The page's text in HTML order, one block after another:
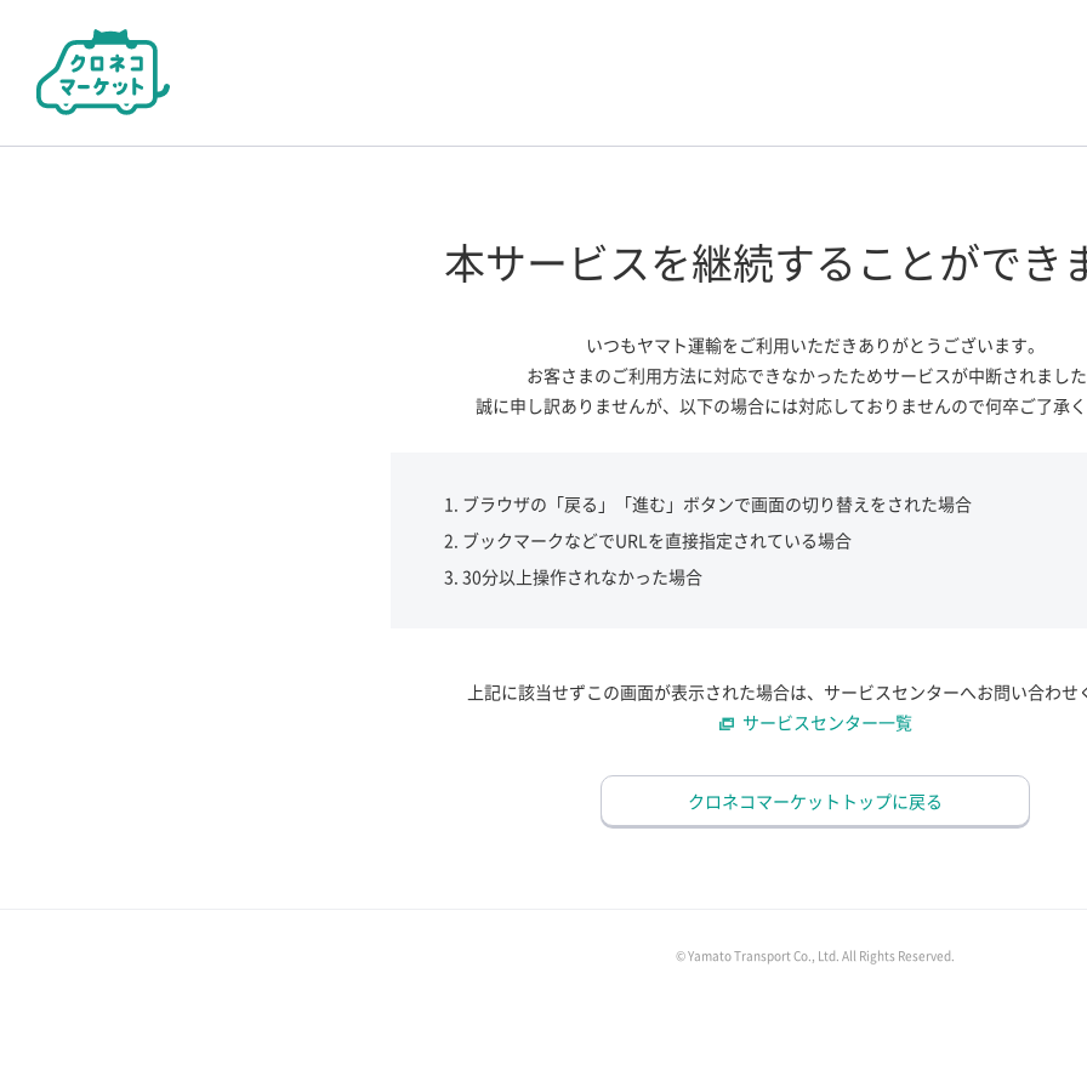
本サービスを継続する ことができ
いつもヤマト運輸をご利用いただきありがとうございます。
お客さまのご利用方法に対応できなかったためサービスが中断されました
誠に申し訳ありませんが、 以下の場合には対応しておりませんので何卒ご了承く
ブラウザの「戻る」「進む」ボタンで画面の切り替えをされた場合
ブックマークなどでURLを直接指定されている場合
30分以上操作されなかった場合
上記に該当せずこの画面が表示された場合は、サービスセンターへお問い合わせ
サービスセンター一覧
クロネコマーケットトップに戻る
© Yamato Transport Co., Ltd. All Rights Reserved.